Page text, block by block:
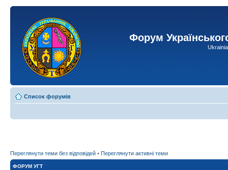
Форум
Список форумів
Переглянути теми без відповідей • Переглянути активні теми
ФОРУМ УГТ